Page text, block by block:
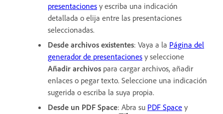
presentaciones y escriba una indicación
detallada o elija entre las presentaciones
seleccionadas.
Desde archivos existentes: Vaya a la Página del
generador de presentaciones y seleccione
Añadir archivos para cargar archivos, añadir
enlaces o pegar texto. Seleccione una indicación
sugerida o escriba la suya propia.
Desde un PDF Space: Abra su PDF Space y